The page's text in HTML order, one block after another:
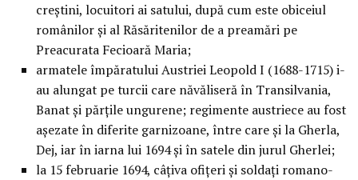
creştini, locuitori ai satului, după cum este obiceiul
românilor şi al Răsăritenilor de a preamări pe
Preacurata Fecioară Maria;
armatele împăratului Austriei Leopold I (1688-1715) i-
au alungat pe turcii care năvăliseră în Transilvania,
Banat şi părţile ungurene; regimente austriece au fost
aşezate în diferite garnizoane, între care şi la Gherla,
Dej, iar în iarna lui 1694 şi în satele din jurul Gherlei;
la 15 februarie 1694, câţiva ofiţeri şi soldaţi romano-